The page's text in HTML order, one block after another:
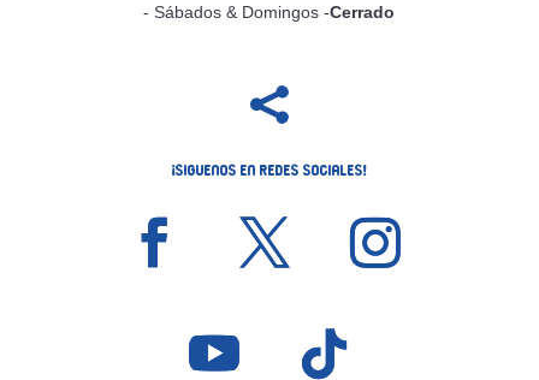
- Sábados & Domingos -Cerrado

¡Siguenos en Redes Sociales!